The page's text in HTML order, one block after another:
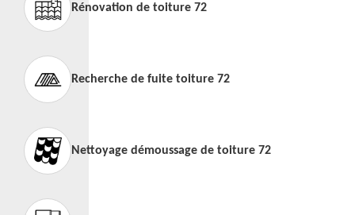
Rénovation de toiture 72
Recherche de fuite toiture 72
Nettoyage démoussage de toiture 72